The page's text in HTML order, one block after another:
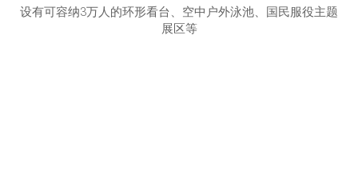
设有可容纳3万人的环形看台、空中户外泳池、国民服役主题
展区等